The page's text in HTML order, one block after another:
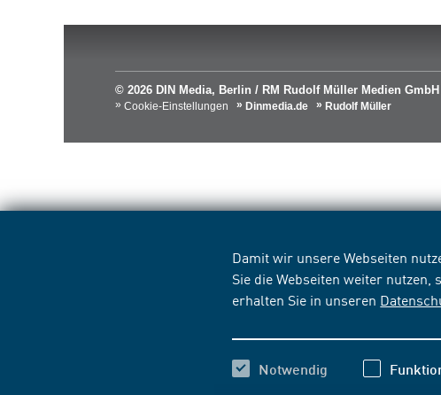
Damit wir unsere Webseiten
Sie die Webseiten weiter
erhalten Sie in unseren
Notwendig
© 2026 DIN Media, Berlin / RM Rudolf Müller Medien
Cookie-Einstellungen
Dinmedia.de Rudolf Müller